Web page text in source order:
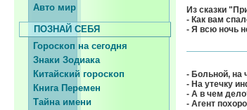
Авто мир
ПОЗНАЙ СЕБЯ
Гороскоп на сегодня
Знаки Зодиака
Китайский гороскоп
Книга Перемен
Тайна имени
Из сказки
- Как вам
- Я всю ночь
- Больной, на
- На утечку
- А в чем
- Агент